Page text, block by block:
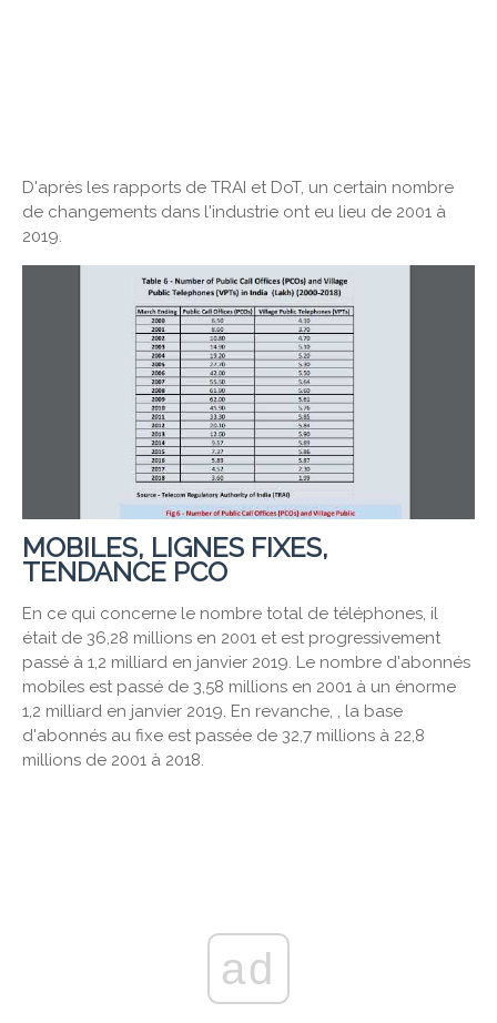
D'après les rapports de TRAI et DoT, un certain nombre
de changements dans l'industrie ont eu lieu de 2001 à
2019.
MOBILES, LIGNES FIXES,
TENDANCE PCO
En ce qui concerne le nombre total de téléphones, il
était de 36,28 millions en 2001 et est progressivement
passé à 1,2 milliard en janvier 2019. Le nombre d'abonnés
mobiles est passé de 3,58 millions en 2001 à un énorme
1,2 milliard en janvier 2019. En revanche, , la base
d'abonnés au fixe est passée de 32,7 millions à 22,8
millions de 2001 à 2018.
ad